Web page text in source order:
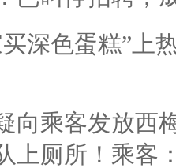
深色蛋糕”上
向乘客发放西
上厕所！乘客